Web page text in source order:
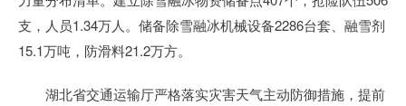
支，人员1.34万人。储备除雪融冰机械设备2286台套、融雪剂
15.1万吨，防滑料21.2万方。
湖北省交通运输厅严格落实灾害天气主动防御措施，提前